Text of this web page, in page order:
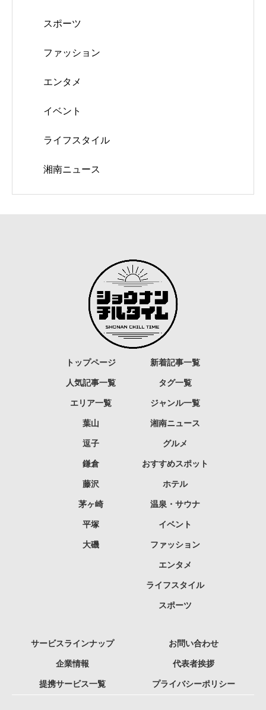
スポーツ
ファッション
エンタメ
イベント
ライフスタイル
湘南ニュース
トップページ 新着記事一覧
人気記事一覧 タグ一覧
エリア一覧
葉山
逗子
鎌倉
藤沢
茅ヶ崎
平塚
大磯
ジャンル一覧
湘南ニュース
グルメ
おすすめスポット
ホテル
温泉・サウナ
イベント
ファッション
エンタメ
ライフスタイル
スポーツ
サービスラインナップ お問い合わせ
企業情報 代表者挨拶
提携サービス一覧 プライバシーポリシー